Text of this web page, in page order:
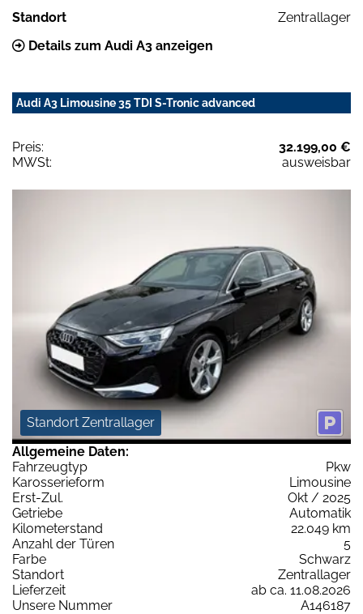
Standort
Zentrallager
Details zum Audi A3 anzeigen
Audi A3 Limousine 35 TDI S-Tronic advanced
Preis:
32.199,00 €
MWSt:
ausweisbar
Standort Zentrallager
Allgemeine Daten:
Fahrzeugtyp
Pkw
Karosserieform
Limousine
Erst-Zul.
Okt / 2025
Getriebe
Automatik
Kilometerstand
22.049 km
Anzahl der Türen
5
Farbe
Schwarz
Standort
Zentrallager
Lieferzeit
ab ca. 11.08.2026
Unsere Nummer
A146187